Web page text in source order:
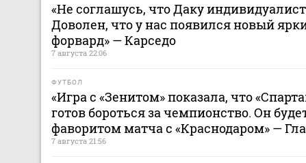
«Не соглашусь, что Даку
Доволен, что у нас появился новый
форвард» — Карседо
7 августа 22:06
ФУТБОЛ
«Игра с «Зенитом» показала, что
готов бороться за чемпионство. Он
фаворитом матча с «Краснодаром» —
7 августа 21:56